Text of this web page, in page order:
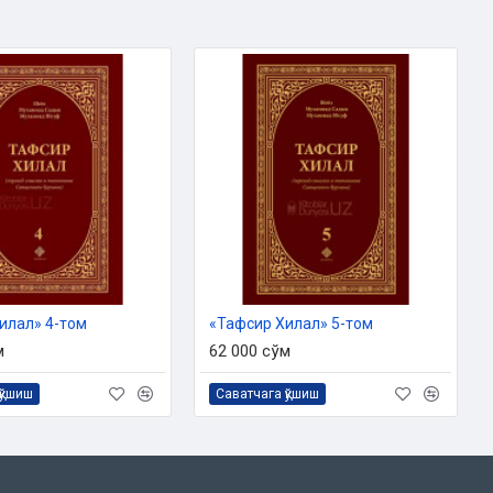
4-том «Тафсир Хилал» 5-том
62 000 сўм
Саватчага қўшиш